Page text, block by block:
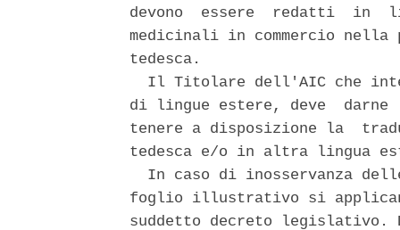
devono  essere  redatti  in
medicinali in commercio
tedesca.
Il Titolare dell'AIC che
di lingue estere, deve  darne
tenere a disposizione la
tedesca e/o in altra lingua
In caso di inosservanza
foglio illustrativo si
suddetto decreto legislativo.